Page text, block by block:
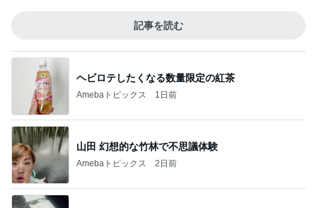
記事を読む
ヘビロテしたくなる数量限定の紅茶
Amebaトピックス 1日前
山田 幻想的な竹林で不思議体験
Amebaトピックス 2日前